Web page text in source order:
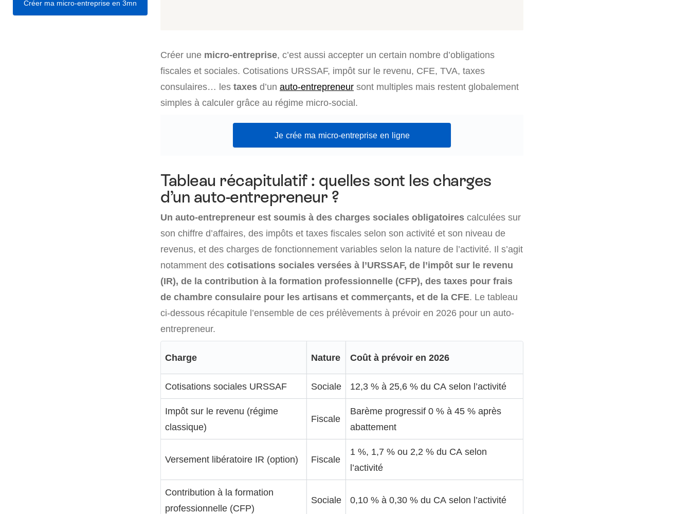
Créer ma micro-entreprise en 3mn
Créer une micro-entreprise, c’est aussi accepter un certain nombre d’obligations
fiscales et sociales. Cotisations URSSAF, impôt sur le revenu, CFE, TVA, taxes
consulaires… les taxes d’un auto-entrepreneur sont multiples mais restent globalement
simples à calculer grâce au régime micro-social.
Je crée ma micro-entreprise en ligne
Tableau récapitulatif : quelles sont les charges
d’un auto-entrepreneur ?
Un auto-entrepreneur est soumis à des charges sociales obligatoires calculées sur
son chiffre d’affaires, des impôts et taxes fiscales selon son activité et son niveau de
revenus, et des charges de fonctionnement variables selon la nature de l’activité. Il s’agit
notamment des cotisations sociales versées à l’URSSAF, de l’impôt sur le revenu
(IR), de la contribution à la formation professionnelle (CFP), des taxes pour frais
de chambre consulaire pour les artisans et commerçants, et de la CFE. Le tableau
ci-dessous récapitule l’ensemble de ces prélèvements à prévoir en 2026 pour un auto-
entrepreneur.
Charge Nature Coût à prévoir en 2026
Cotisations sociales URSSAF Sociale 12,3 % à 25,6 % du CA selon l’activité
Impôt sur le revenu (régime
classique)
Fiscale
Barème progressif 0 % à 45 % après
abattement
Versement libératoire IR (option) Fiscale
1 %, 1,7 % ou 2,2 % du CA selon
l’activité
Contribution à la formation
professionnelle (CFP)
Sociale 0,10 % à 0,30 % du CA selon l’activité